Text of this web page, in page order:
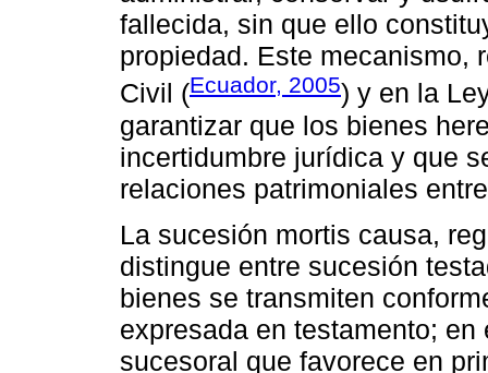
fallecida, sin que ello
propiedad. Este mecanismo,
Civil (Ecuador, 2005) y en la
garantizar que los bienes
incertidumbre jurídica y que
relaciones patrimoniales
La sucesión mortis causa,
distingue entre sucesión
bienes se transmiten
expresada en testamento;
sucesoral que favorece en